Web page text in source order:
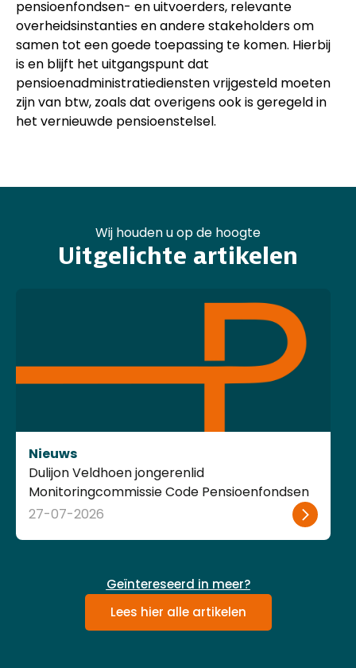
pensioenfondsen- en uitvoerders, relevante
overheidsinstanties en andere stakeholders om
samen tot een goede toepassing te komen. Hierbij
is en blijft het uitgangspunt dat
pensioenadministratiediensten vrijgesteld moeten
zijn van btw, zoals dat overigens ook is geregeld in
het vernieuwde pensioenstelsel.
Wij houden u op de hoogte
Uitgelichte artikelen
Nieuws
Dulijon Veldhoen jongerenlid
Monitoringcommissie Code Pensioenfondsen
27-07-2026
Geïntereseerd in meer?
Lees hier alle artikelen